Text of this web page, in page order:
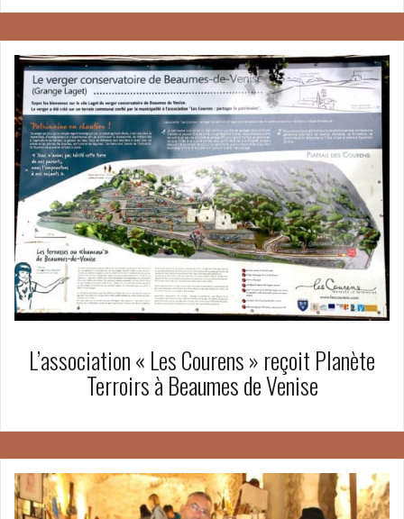
L’association « Les Courens » reçoit Planète
Terroirs à Beaumes de Venise